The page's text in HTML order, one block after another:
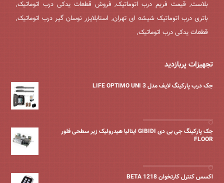
بلاست, قیمت فریم درب اتوماتیک, فروش قطعات یدکی درب اتوماتیک,
باتری درب اتوماتیک شیشه ای تهران, استابلایزر نوسان گیر درب اتوماتیک,
قطعات یدکی درب اتوماتیک,
تجهیزات پربازدید
جک درب پارکینگ لایف مدل LIFE OPTIMO UNI 3
جک پارکینگ جی بی دی GIBIDI ایتالیا هیدرولیک زیر سطحی فلور
FLOOR
اکسس کنترل کارتخوان BETA 1218